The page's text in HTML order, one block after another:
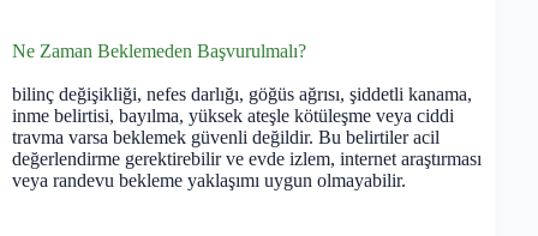
Ne Zaman Beklemeden Başvurulmalı?
bilinç değişikliği, nefes darlığı, göğüs ağrısı, şiddetli kanama,
inme belirtisi, bayılma, yüksek ateşle kötüleşme veya ciddi
travma varsa beklemek güvenli değildir. Bu belirtiler acil
değerlendirme gerektirebilir ve evde izlem, internet araştırması
veya randevu bekleme yaklaşımı uygun olmayabilir.